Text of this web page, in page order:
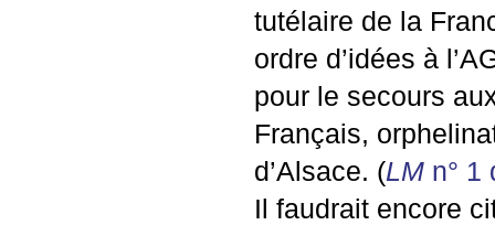
tutélaire de la
ordre d’idées à l’
pour le secours
Français,
d’Alsace. (LM n° 1
Il faudrait encore